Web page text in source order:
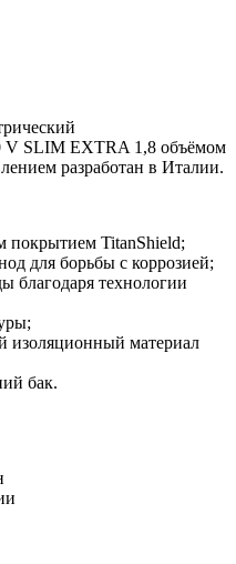
V SLIM EXTRA 1,8 объёмом
разработан в Италии.
покрытием TitanShield;
для борьбы с коррозией;
благодаря технологии
изоляционный материал
бак.